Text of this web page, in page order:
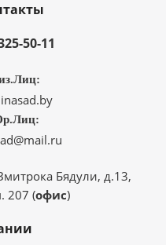
50-11
Бядули, д.13,
207 (офис)